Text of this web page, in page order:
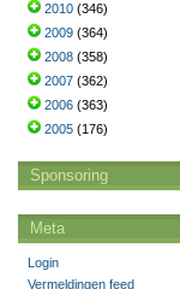
2010 (346)
2009 (364)
2008 (358)
2007 (362)
2006 (363)
2005 (176)
Sponsoring
Meta
Login
Vermeldingen feed